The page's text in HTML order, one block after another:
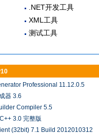
.NET开发工具
XML工具
测试工具
Professional 11.12.0.5
器 3.6
Compiler 5.5
3.0 完整版
(32bit) 7.1 Build 2012010312